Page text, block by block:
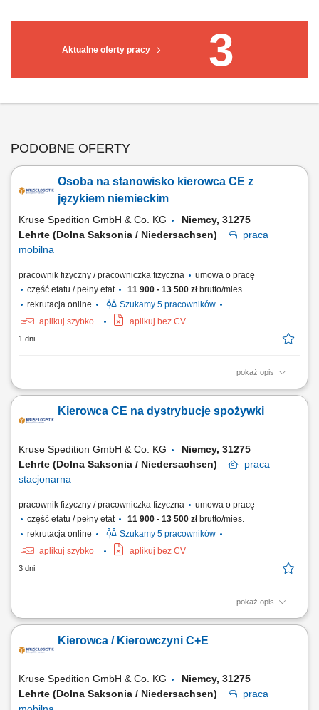
Aktualne oferty pracy 3
PODOBNE OFERTY
Osoba na stanowisko kierowca CE z
językiem niemieckim
Kruse Spedition GmbH & Co. KG
Niemcy, 31275
Lehrte (Dolna Saksonia / Niedersachsen)
praca
mobilna
pracownik fizyczny / pracowniczka fizyczna
umowa o pracę
część etatu / pełny etat
11 900 - 13 500 złbrutto/mies.
rekrutacja online
Szukamy 5 pracowników
aplikuj szybko
aplikuj bez CV
1 dni
pokaż opis
Zadania Dostarczanie towarów żywnościowych do punktów odbioru z
eksploatacja nowoczesnego taboru samochodowego w strukturach
transportu liniowego i lokalnego. Praca na trasach w dogodnym
Kierowca CE na dystrybucje spożywki
Kruse Spedition GmbH & Co. KG
Niemcy, 31275
Lehrte (Dolna Saksonia / Niedersachsen)
praca
stacjonarna
pracownik fizyczny / pracowniczka fizyczna
umowa o pracę
część etatu / pełny etat
11 900 - 13 500 złbrutto/mies.
rekrutacja online
Szukamy 5 pracowników
aplikuj szybko
aplikuj bez CV
3 dni
pokaż opis
KOGO POSZUKUJEMY? Kierowcy z mocnymi podstawami języka
świadectwo kwalifikacji zawodowej kierowcy (kod 95) na dystrybucje
żywności w systemie zmianowym w 31275 Lehrte / Niemcy w systemie
Kierowca / Kierowczyni C+E
Kruse Spedition GmbH & Co. KG
Niemcy, 31275
Lehrte (Dolna Saksonia / Niedersachsen)
praca